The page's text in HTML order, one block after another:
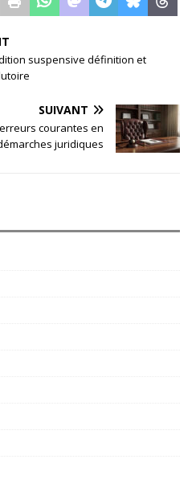
suspensive définition et
SUIVANT
courantes en
juridiques